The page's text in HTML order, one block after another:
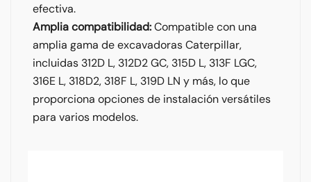
efectiva.
Amplia compatibilidad:Compatible con una
amplia gama de excavadoras Caterpillar,
incluidas 312D L, 312D2 GC, 315D L, 313F LGC,
316E L, 318D2, 318F L, 319D LN y más, lo que
proporciona opciones de instalación versátiles
para varios modelos.